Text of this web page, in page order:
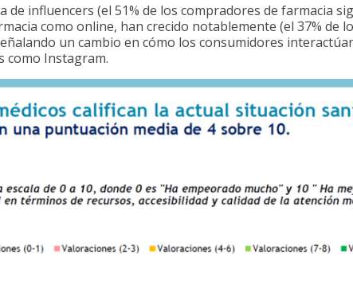
de influencers (el 51% de los compradores de farmacia
como online, han crecido notablemente (el 37% de
un cambio en cómo los consumidores
como Instagram.